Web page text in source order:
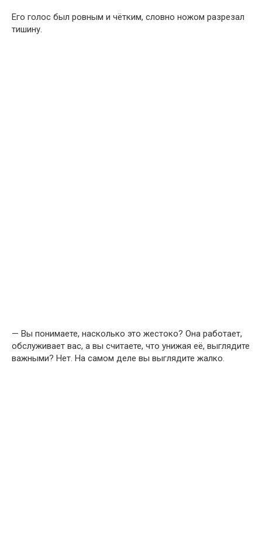
Его голос был ровным и чётким, словно ножом разрезал
тишину.
— Вы понимаете, насколько это жестоко? Она работает,
обслуживает вас, а вы считаете, что унижая её, выглядите
важными? Нет. На самом деле вы выглядите жалко.